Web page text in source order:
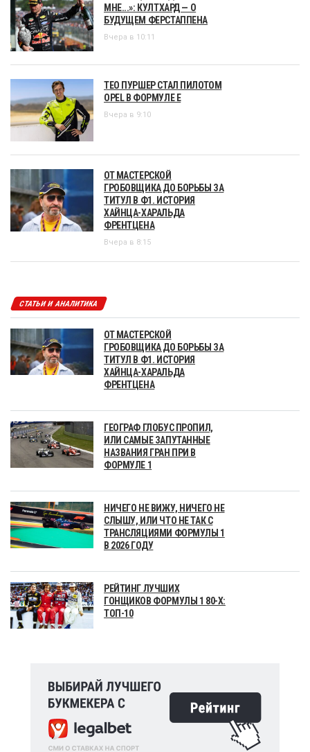
МНЕ...»: КУЛТХАРД — О
БУДУЩЕМ ФЕРСТАППЕНА
Вчера в 10:11
ТЕО ПУРШЕР СТАЛ ПИЛОТОМ
OPEL В ФОРМУЛЕ Е
Вчера в 9:10
ОТ МАСТЕРСКОЙ
ГРОБОВЩИКА ДО БОРЬБЫ ЗА
ТИТУЛ В Ф1. ИСТОРИЯ
ХАЙНЦА-ХАРАЛЬДА
ФРЕНТЦЕНА
Вчера в 8:15
СТАТЬИ И АНАЛИТИКА
ОТ МАСТЕРСКОЙ
ГРОБОВЩИКА ДО БОРЬБЫ ЗА
ТИТУЛ В Ф1. ИСТОРИЯ
ХАЙНЦА-ХАРАЛЬДА
ФРЕНТЦЕНА
ГЕОГРАФ ГЛОБУС ПРОПИЛ,
ИЛИ САМЫЕ ЗАПУТАННЫЕ
НАЗВАНИЯ ГРАН ПРИ В
ФОРМУЛЕ 1
НИЧЕГО НЕ ВИЖУ, НИЧЕГО НЕ
СЛЫШУ, ИЛИ ЧТО НЕ ТАК С
ТРАНСЛЯЦИЯМИ ФОРМУЛЫ 1
В 2026 ГОДУ
РЕЙТИНГ ЛУЧШИХ
ГОНЩИКОВ ФОРМУЛЫ 1 80-Х:
ТОП-10